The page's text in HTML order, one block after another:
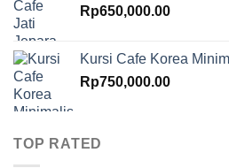
Rp650,000.00
Kursi Cafe Korea
Rp750,000.00
TOP RATED